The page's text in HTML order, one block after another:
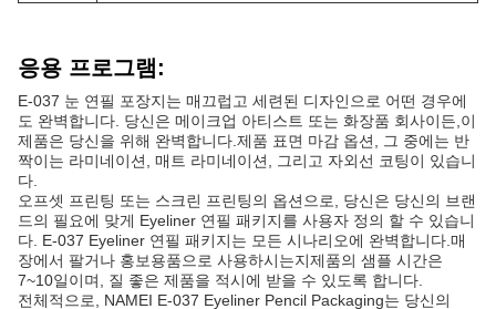
응용 프로그램:
E-037 눈 연필 포장지는 매끄럽고 세련된 디자인으로 어떤 경우에
도 완벽합니다. 당신은 메이크업 아티스트 또는 화장품 회사이든,이
제품은 당신을 위해 완벽합니다.제품 표면 마감 옵션, 그 중에는 반
짝이는 라미네이션, 매트 라미네이션, 그리고 자외선 코팅이 있습니
다.
오프셋 프린팅 또는 스크린 프린팅의 옵션으로, 당신은 당신의 브랜
드의 필요에 맞게 Eyeliner 연필 패키지를 사용자 정의 할 수 있습니
다. E-037 Eyeliner 연필 패키지는 모든 시나리오에 완벽합니다.매
장에서 팔거나 홍보용품으로 사용하시는지제품의 샘플 시간은
7~10일이며, 질 좋은 제품을 적시에 받을 수 있도록 합니다.
전체적으로, NAMEI E-037 Eyeliner Pencil Packaging는 당신의